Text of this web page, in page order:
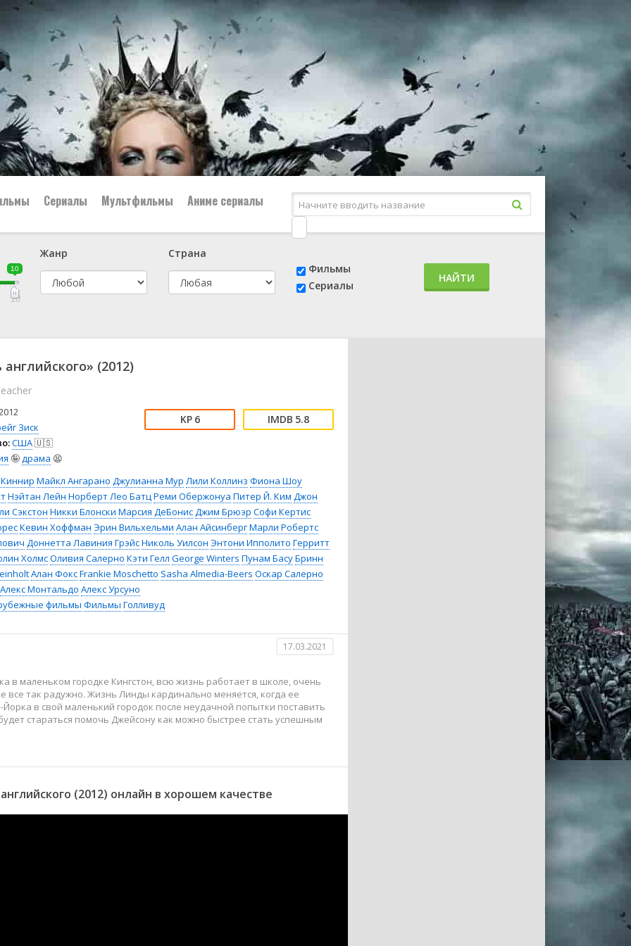
👨‍✈️ Военный
🕵️‍♂️ Детектив
👨‍💼 Новости
тв
😱 Ужасы
🤠 Фильм-нуар
🧝‍♂️ Фэнтези
Сериалы Мультфильмы Аниме сериалы
10
10
Жанр
Страна
Фильмы
Сериалы
НАЙТИ
(2012)
Зиск
США🇺🇸
🤪драма 😫
6 5.8
Киннир Майкл Ангарано Джулианна Мур Лили Коллинз Фиона Шоу
Нэйтан Лейн Норберт Лео БатцРеми Обержонуа Питер Й. Ким Джон
Сэкстон Никки Блонски Марсия ДеБонисДжим Брюэр Софи Кертис
Кевин Хоффман Эрин Вильхельми Алан АйсинбергМарли Робертс
Доннетта Лавиния ГрэйсНиколь Уилсон Энтони Ипполито Герритт
ХолмсОливия Салерно Кэти Гелл George Winters Пунам БасуБринн
Алан ФоксFrankie Moschetto Sasha Almedia-Beers Оскар Салерно
Алекс Монтальдо Алекс Урсуно
фильмы Фильмы Голливуд
17.03.2021
в маленьком городке Кингстон, всю жизнь работает в школе, очень
все так радужно. Жизнь Линды кардинально меняется, когда ее
в свой маленький городок после неудачной попытки поставить
стараться помочь Джейсону как можно быстрее стать успешным
(2012) онлайн в хорошем качестве